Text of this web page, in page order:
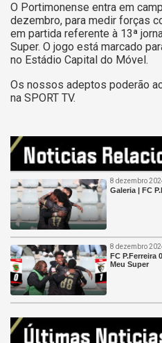
O Portimonense entra em
dezembro, para medir forças
em partida referente à 13ª
Super. O jogo está marcado
no Estádio Capital do Móvel.
Os nossos adeptos poderão
na SPORT TV.
8 dezembro
Galeria | FC
8 dezembro
FC P.Ferreira
Meu Super